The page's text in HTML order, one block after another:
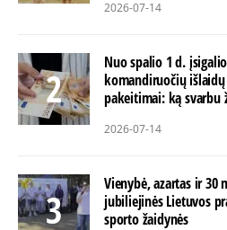
2026-07-14
Nuo spalio 1 d.
komandiruočių
pakeitimai: ką svarbu
2026-07-14
Vienybė, azartas ir
jubiliejinės Lietuvos
sporto žaidynės